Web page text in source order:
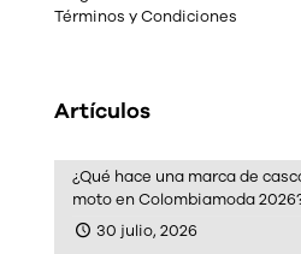
Términos y Condiciones
Artículos
¿Qué hace una marca de
moto en Colombiamoda
30 julio, 2026